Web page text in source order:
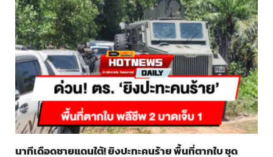
นาทีเดือดชายแดนใต้! ยิงปะทะคนร้าย พื้นที่ตากใบ ชุด